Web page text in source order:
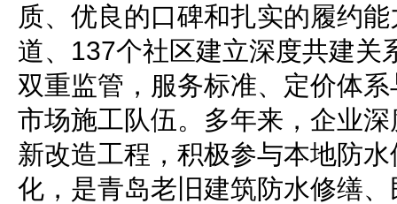
质、优良的口碑和扎实的履约
道、137个社区建立深度共建关
双重监管，服务标准、定价体
市场施工队伍。多年来，企业
新改造工程，积极参与本地防
化，是青岛老旧建筑防水修缮